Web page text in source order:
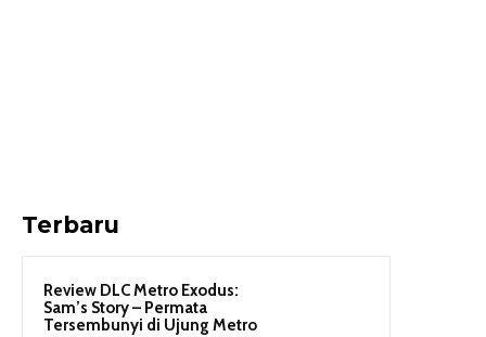
Terbaru
Review DLC Metro Exodus:
Sam’s Story – Permata
Tersembunyi di Ujung Metro